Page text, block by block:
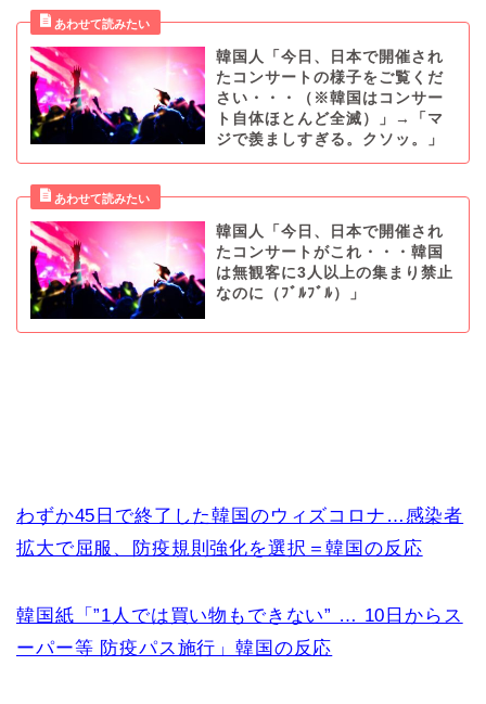
韓国人「今日、日本で開催され
たコンサートの様子をご覧くだ
さい・・・（※韓国はコンサー
ト自体ほとんど全滅）」→「マ
ジで羨ましすぎる。クソッ。」
韓国人「今日、日本で開催され
たコンサートがこれ・・・韓国
は無観客に3人以上の集まり禁止
なのに（ﾌﾞﾙﾌﾞﾙ）」
わずか45日で終了した韓国のウィズコロナ…感染者
拡大で屈服、防疫規則強化を選択＝韓国の反応
韓国紙「”1人では買い物もできない” … 10日からス
ーパー等 防疫パス施行」韓国の反応